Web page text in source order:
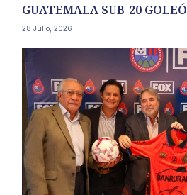
GUATEMALA SUB-20 GOLEÓ
28 Julio, 2026